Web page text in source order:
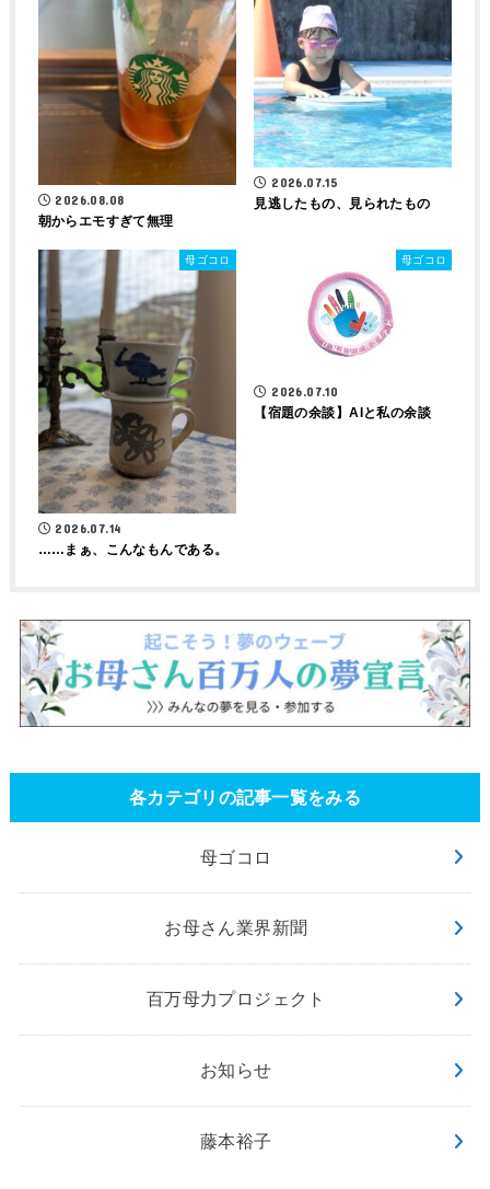
2026.08.08
朝からエモすぎて無理
2026.07.15
見逃したもの、見られたもの
母ゴコロ
2026.07.14
……まぁ、こんなもんである。
母ゴコロ
2026.07.10
【宿題の余談】AIと私の余談
各カテゴリの記事一覧をみる
母ゴコロ
お母さん業界新聞
百万母力プロジェクト
お知らせ
藤本裕子